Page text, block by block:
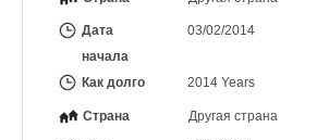
Дата
начала
03/02/2014
Как долго 2014 Years
Страна Другая страна